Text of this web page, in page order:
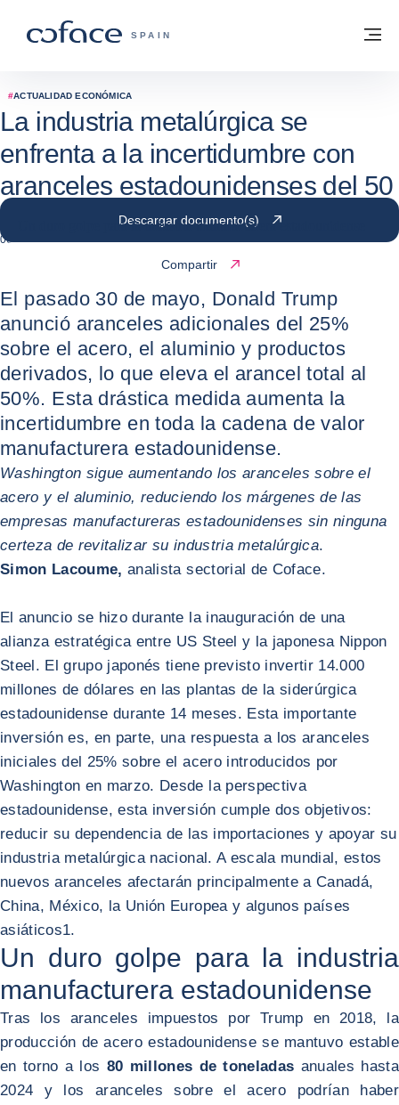
COFACE - FOR TRADE
SPAIN
Volver a la página principal
#ACTUALIDAD ECONÓMICA
La industria metalúrgica se
enfrenta a la incertidumbre con
aranceles estadounidenses del 50
% sobre el acero y el aluminio
06 / 06 / 2025
Un duro golpe para la industria manufacturera estadounidense
Descargar documento(s)
Compartir
El pasado 30 de mayo, Donald Trump
anunció aranceles adicionales del 25%
sobre el acero, el aluminio y productos
derivados, lo que eleva el arancel total al
50%. Esta drástica medida aumenta la
incertidumbre en toda la cadena de valor
manufacturera estadounidense.
Washington sigue aumentando los aranceles sobre el
acero y el aluminio, reduciendo los márgenes de las
empresas manufactureras estadounidenses sin ninguna
certeza de revitalizar su industria metalúrgica.
Simon Lacoume,analista sectorial de Coface.
El anuncio se hizo durante la inauguración de una
alianza estratégica entre US Steel y la japonesa Nippon
Steel. El grupo japonés tiene previsto invertir 14.000
millones de dólares en las plantas de la siderúrgica
estadounidense durante 14 meses. Esta importante
inversión es, en parte, una respuesta a los aranceles
iniciales del 25% sobre el acero introducidos por
Washington en marzo. Desde la perspectiva
estadounidense, esta inversión cumple dos objetivos:
reducir su dependencia de las importaciones y apoyar su
industria metalúrgica nacional. A escala mundial, estos
nuevos aranceles afectarán principalmente a Canadá,
China, México, la Unión Europea y algunos países
asiáticos1.
Un duro golpe para la industria
manufacturera estadounidense
Tras los aranceles impuestos por Trump en 2018, la
producción de acero estadounidense se mantuvo estable
en torno a los 80 millones de toneladas anuales hasta
2024 y los aranceles sobre el acero podrían haber